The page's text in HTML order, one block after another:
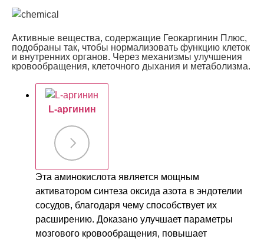
Активные вещества, содержащие Геокаргинин Плюс,
подобраны так, чтобы нормализовать функцию клеток
и внутренних органов. Через механизмы улучшения
кровообращения, клеточного дыхания и метаболизма.
L-аргинин
Эта аминокислота является мощным
активатором синтеза оксида азота в эндотелии
сосудов, благодаря чему способствует их
расширению. Доказано улучшает параметры
мозгового кровообращения, повышает